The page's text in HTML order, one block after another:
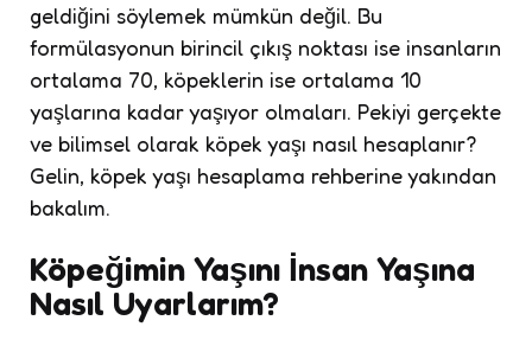
geldiğini söylemek mümkün değil. Bu
formülasyonun birincil çıkış noktası ise insanların
ortalama 70, köpeklerin ise ortalama 10
yaşlarına kadar yaşıyor olmaları. Pekiyi gerçekte
ve bilimsel olarak köpek yaşı nasıl hesaplanır?
Gelin, köpek yaşı hesaplama rehberine yakından
bakalım.
Köpeğimin Yaşını İnsan Yaşına
Nasıl Uyarlarım?